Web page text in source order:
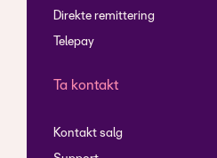
Direkte remittering
Telepay
Ta kontakt
Kontakt salg